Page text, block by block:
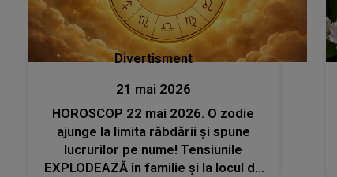
Divertisment
21 mai 2026
HOROSCOP 22 mai 2026. O zodie
ajunge la limita răbdării și spune
lucrurilor pe nume! Tensiunile
EXPLODEAZĂ în familie și la locul de